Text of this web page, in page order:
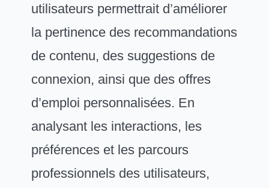
utilisateurs permettrait d’améliorer
la pertinence des recommandations
de contenu, des suggestions de
connexion, ainsi que des offres
d’emploi personnalisées. En
analysant les interactions, les
préférences et les parcours
professionnels des utilisateurs,